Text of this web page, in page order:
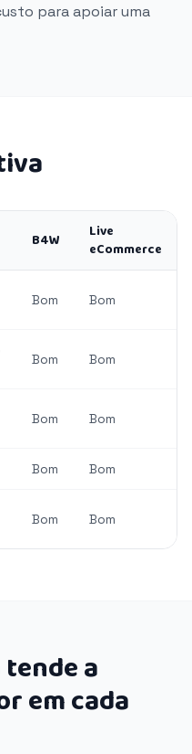
para apoiar uma
B4W
Live
eCommerce
Bom Bom
Bom Bom
Bom Bom
Bom Bom
Bom Bom
a
em cada